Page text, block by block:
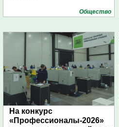
Общество
На конкурс
«Профессионалы-2026»